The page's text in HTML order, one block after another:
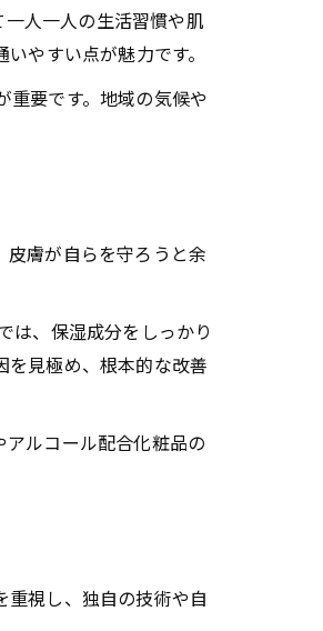
人一人の生活習慣や肌
やすい点が魅力です。
重要です。地域の気候や
膚が自らを守ろうと余
は、保湿成分をしっかり
を見極め、根本的な改善
ルコール配合化粧品の
視し、独自の技術や自